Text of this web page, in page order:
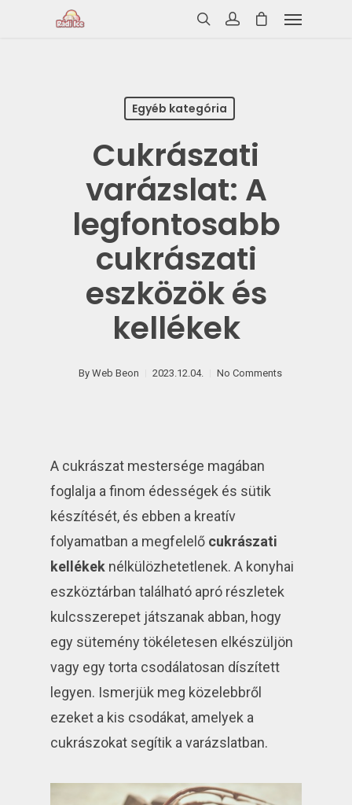
Egyéb kategória
Cukrászati
varázslat: A
legfontosabb
cukrászati
eszközök és
kellékek
By Web Beon 2023.12.04. No Comments
A cukrászat mestersége magában
foglalja a finom édességek és sütik
készítését, és ebben a kreatív
folyamatban a megfelelő cukrászati
kellékek nélkülözhetetlenek. A konyhai
eszköztárban található apró részletek
kulcsszerepet játszanak abban, hogy
egy sütemény tökéletesen elkészüljön
vagy egy torta csodálatosan díszített
legyen. Ismerjük meg közelebbről
ezeket a kis csodákat, amelyek a
cukrászokat segítik a varázslatban.